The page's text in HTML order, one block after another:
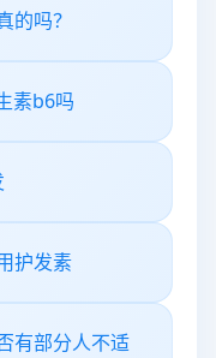
的吗？
素b6吗
护发素
有部分人不适